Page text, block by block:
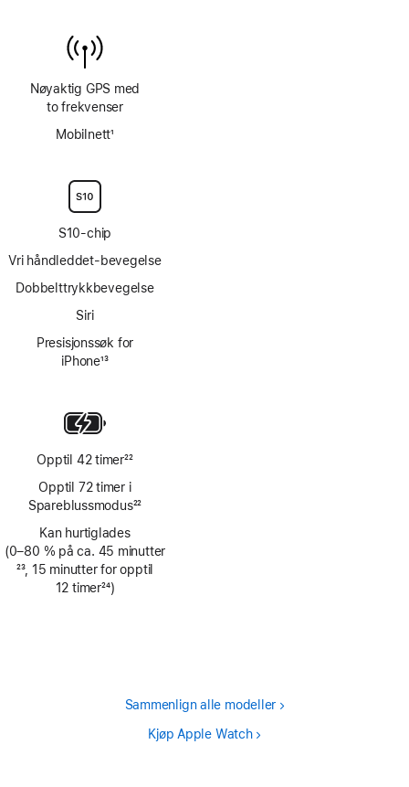
Nøyaktig GPS med
to frekvenser
Mobilnett1
S10-chip
Vri håndleddet-bevegelse
Dobbelttrykkbevegelse
Siri
Presisjonssøk for
iPhone13
Opptil 42 timer22
Opptil 72 timer i
Spareblussmodus22
Kan hurtiglades
(0–80 % på ca. 45 minutter
Fotnote
23, 15 minutter for opptil
12 timer24)
Sammenlign alle modeller
Kjøp Apple Watch